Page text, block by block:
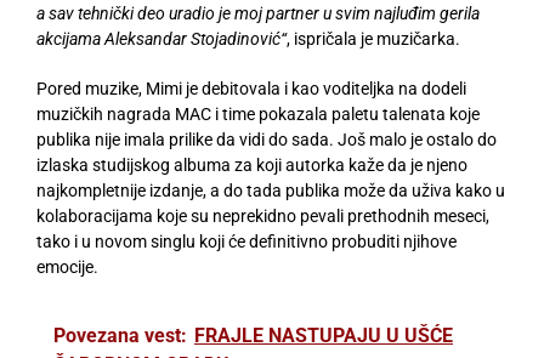
a sav tehnički deo uradio je moj partner u svim najluđim gerila
akcijama Aleksandar Stojadinović“, ispričala je muzičarka.
Pored muzike, Mimi je debitovala i kao voditeljka na dodeli
muzičkih nagrada MAC i time pokazala paletu talenata koje
publika nije imala prilike da vidi do sada. Još malo je ostalo do
izlaska studijskog albuma za koji autorka kaže da je njeno
najkompletnije izdanje, a do tada publika može da uživa kako u
kolaboracijama koje su neprekidno pevali prethodnih meseci,
tako i u novom singlu koji će definitivno probuditi njihove
emocije.
Povezana vest: FRAJLE NASTUPAJU U UŠĆE